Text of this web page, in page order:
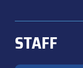
STAFF